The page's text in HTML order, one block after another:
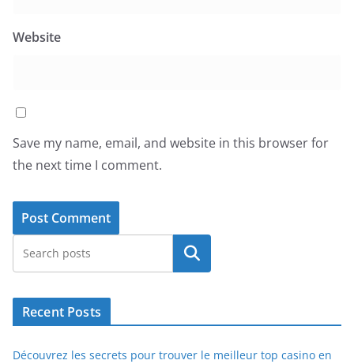
Website
Save my name, email, and website in this browser for
the next time I comment.
Search
Recent Posts
Découvrez les secrets pour trouver le meilleur top casino en